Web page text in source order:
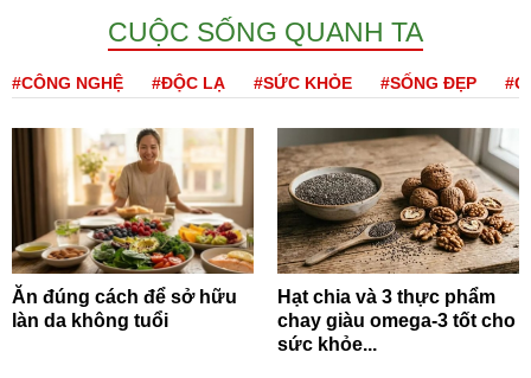
CUỘC SỐNG QUANH TA
#CÔNG NGHỆ #ĐỘC LẠ #SỨC KHỎE #SỐNG ĐẸP
Ăn đúng cách để sở hữu
làn da không tuổi
Hạt chia và 3 thực phẩm
chay giàu omega-3 tốt cho
sức khỏe...